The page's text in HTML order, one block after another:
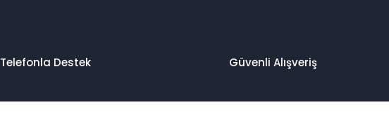
Telefonla Destek Güvenli Alışveriş